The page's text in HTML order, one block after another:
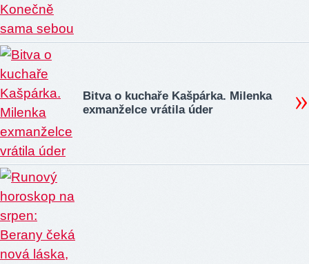
Bitva o kuchaře Kašpárka. Milenka
exmanželce vrátila úder